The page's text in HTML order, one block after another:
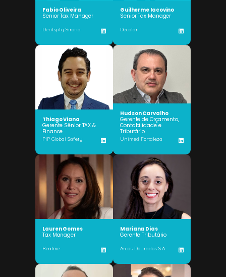
Fabio Oliveira
Senior Tax Manager
Dentsply Sirona
Guilherme Iacovino
Senior Tax Manager
Decolar
Thiago Viana
Gerente Sênior TAX &
Finance
PIP Global Safety
Hudson Carvalho
Gerente de Orçamento,
Contabilidade e
Tributário
Unimed Fortaleza
Lauren Gomes
Tax Manager
Realme
Mariana Dias
Gerente Tributário
Arcos Dourados S.A.